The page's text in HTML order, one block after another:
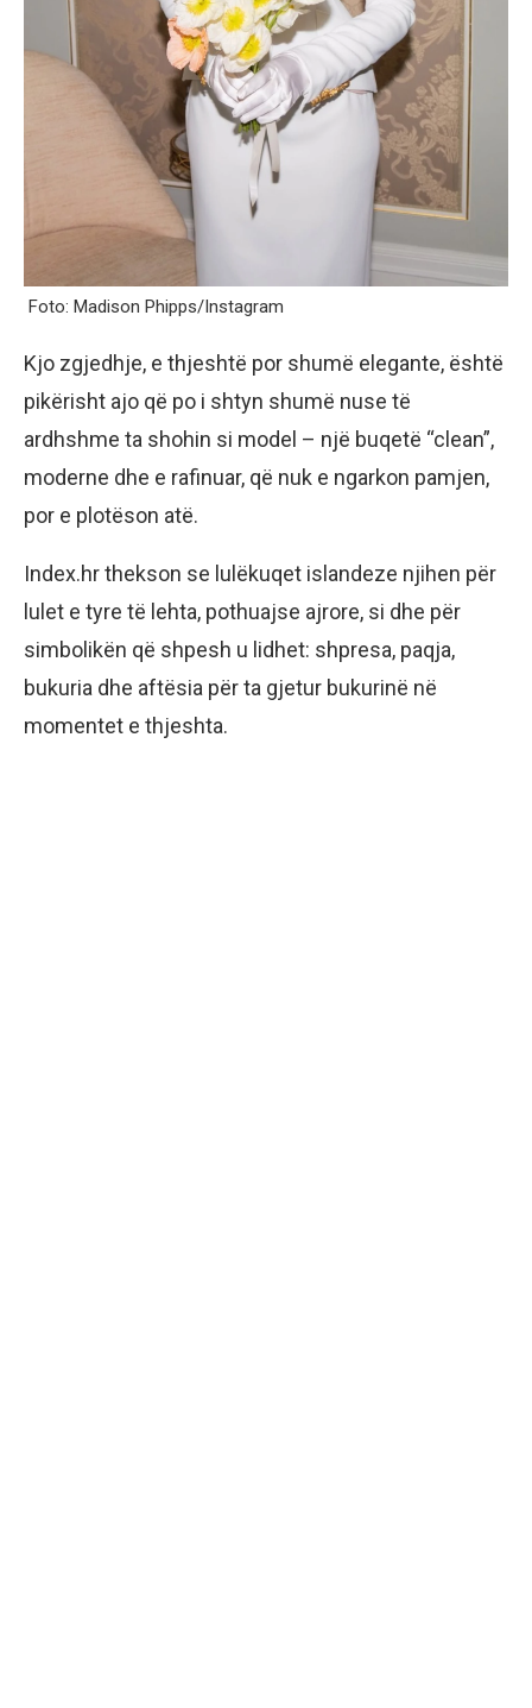
Foto: Madison Phipps/Instagram
Kjo zgjedhje, e thjeshtë por shumë elegante, është
pikërisht ajo që po i shtyn shumë nuse të
ardhshme ta shohin si model – një buqetë “clean”,
moderne dhe e rafinuar, që nuk e ngarkon pamjen,
por e plotëson atë.
Index.hr thekson se lulëkuqet islandeze njihen për
lulet e tyre të lehta, pothuajse ajrore, si dhe për
simbolikën që shpesh u lidhet: shpresa, paqja,
bukuria dhe aftësia për ta gjetur bukurinë në
momentet e thjeshta.